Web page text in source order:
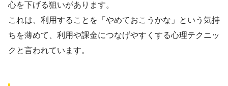
心を下げる狙いがあります。
これは、利用することを「やめておこうかな」という気持
ちを薄めて、利用や課金につなげやすくする心理テクニッ
クと言われています。